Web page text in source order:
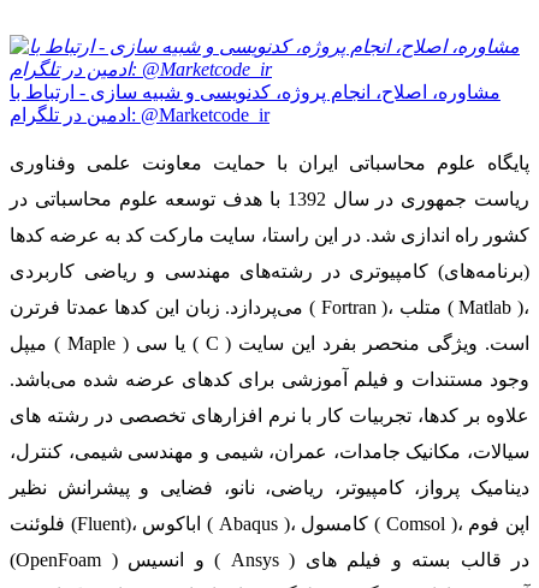
مشاوره، اصلاح، انجام پروژه، کدنویسی و شبیه سازی - ارتباط با
ادمین در تلگرام: @Marketcode_ir
پایگاه علوم محاسباتی ایران با حمایت معاونت علمی وفناوری
ریاست جمهوری در سال 1392 با هدف توسعه علوم محاسباتی در
کشور راه اندازی شد. در این راستا، سایت مارکت کد به عرضه کدها
(برنامه‌های) کامپیوتری در رشته‌های مهندسی و ریاضی کاربردی
می‌پردازد. زبان این کدها عمدتا فرترن ( Fortran )، متلب ( Matlab )،
میپل ( Maple ) یا سی ( C ) است. ویژگی منحصر بفرد این سایت
وجود مستندات و فیلم آموزشی برای کدهای عرضه شده می‌باشد.
علاوه بر کدها، تجربیات کار با نرم افزارهای تخصصی در رشته های
سیالات، مکانیک جامدات، عمران، شیمی و مهندسی شیمی، کنترل،
دینامیک پرواز، کامپیوتر، ریاضی، نانو، فضایی و پیشرانش نظیر
فلوئنت (Fluent)، اباکوس ( Abaqus )، کامسول ( Comsol )، اپن فوم
(OpenFoam ) و انسیس ( Ansys ) در قالب بسته‌ و فیلم های